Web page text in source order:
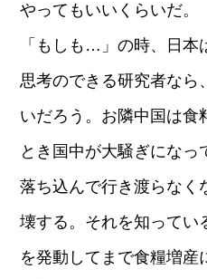
やってもいいくらいだ。
「もしも…」の時、日本
思考のできる研究者なら
いだろう。お隣中国は食
とき国中が大騒ぎにな
落ち込んで行き渡らなく
壊する。それを知ってい
を発動してまで食糧増産